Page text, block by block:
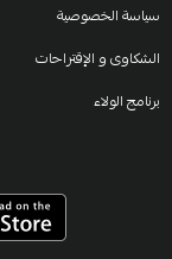
سياسة الخصوصية
الشكاوى و الإقتراحات
برنامج الولاء